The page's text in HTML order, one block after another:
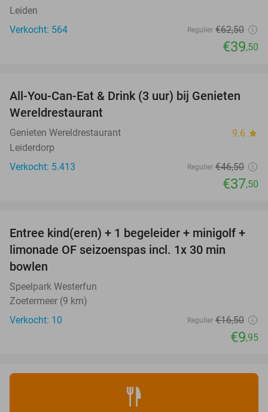
Leiden
Verkocht: 564
Regulier €62,50
€39,50
19%
All-You-Can-Eat & Drink (3 uur) bij Genieten
Wereldrestaurant
Genieten Wereldrestaurant 9.6 star
Leiderdorp
Verkocht: 5.413
Regulier €46,50
€37,50
40%
TODAY
Entree kind(eren) + 1 begeleider + minigolf +
limonade OF seizoenspas incl. 1x 30 min
bowlen
Speelpark Westerfun
Zoetermeer (9 km)
Verkocht: 10
Regulier €16,50
€9,95